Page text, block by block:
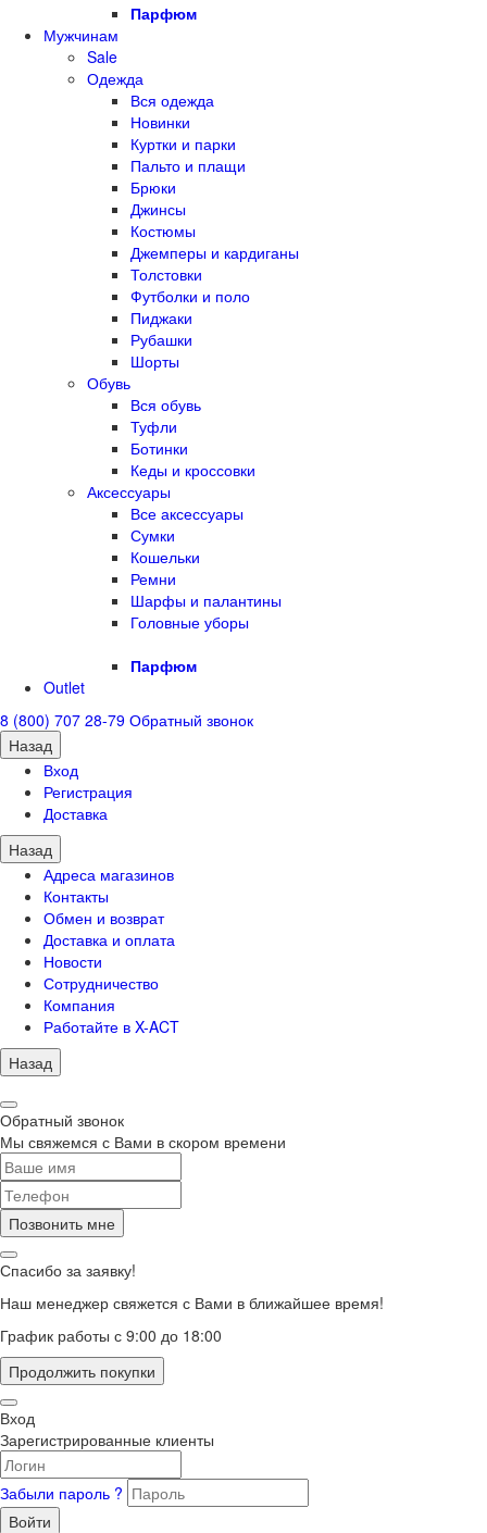
Парфюм
Мужчинам
Sale
Одежда
Вся одежда
Новинки
Куртки и парки
Пальто и плащи
Брюки
Джинсы
Костюмы
Джемперы и кардиганы
Толстовки
Футболки и поло
Пиджаки
Рубашки
Шорты
Обувь
Вся обувь
Туфли
Ботинки
Кеды и кроссовки
Аксессуары
Все аксессуары
Сумки
Кошельки
Ремни
Шарфы и палантины
Головные уборы
Парфюм
Outlet
8 (800) 707 28-79 Обратный звонок
Назад
Вход
Регистрация
Доставка
Назад
Адреса магазинов
Контакты
Обмен и возврат
Доставка и оплата
Новости
Сотрудничество
Компания
Работайте в X-ACT
Назад
Обратный звонок
Мы свяжемся с Вами в скором времени
Позвонить мне
Спасибо за заявку!
Наш менеджер свяжется с Вами в ближайшее время!
График работы с 9:00 до 18:00
Продолжить покупки
Вход
Зарегистрированные клиенты
Забыли пароль ?
Войти